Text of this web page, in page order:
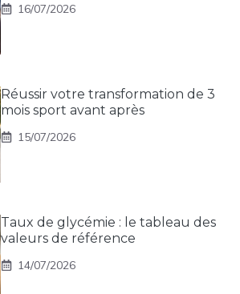
16/07/2026
Réussir votre transformation de 3
mois sport avant après
15/07/2026
Taux de glycémie : le tableau des
valeurs de référence
14/07/2026